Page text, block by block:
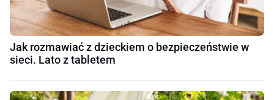
Jak rozmawiać z dzieckiem o bezpieczeństwie w
sieci. Lato z tabletem